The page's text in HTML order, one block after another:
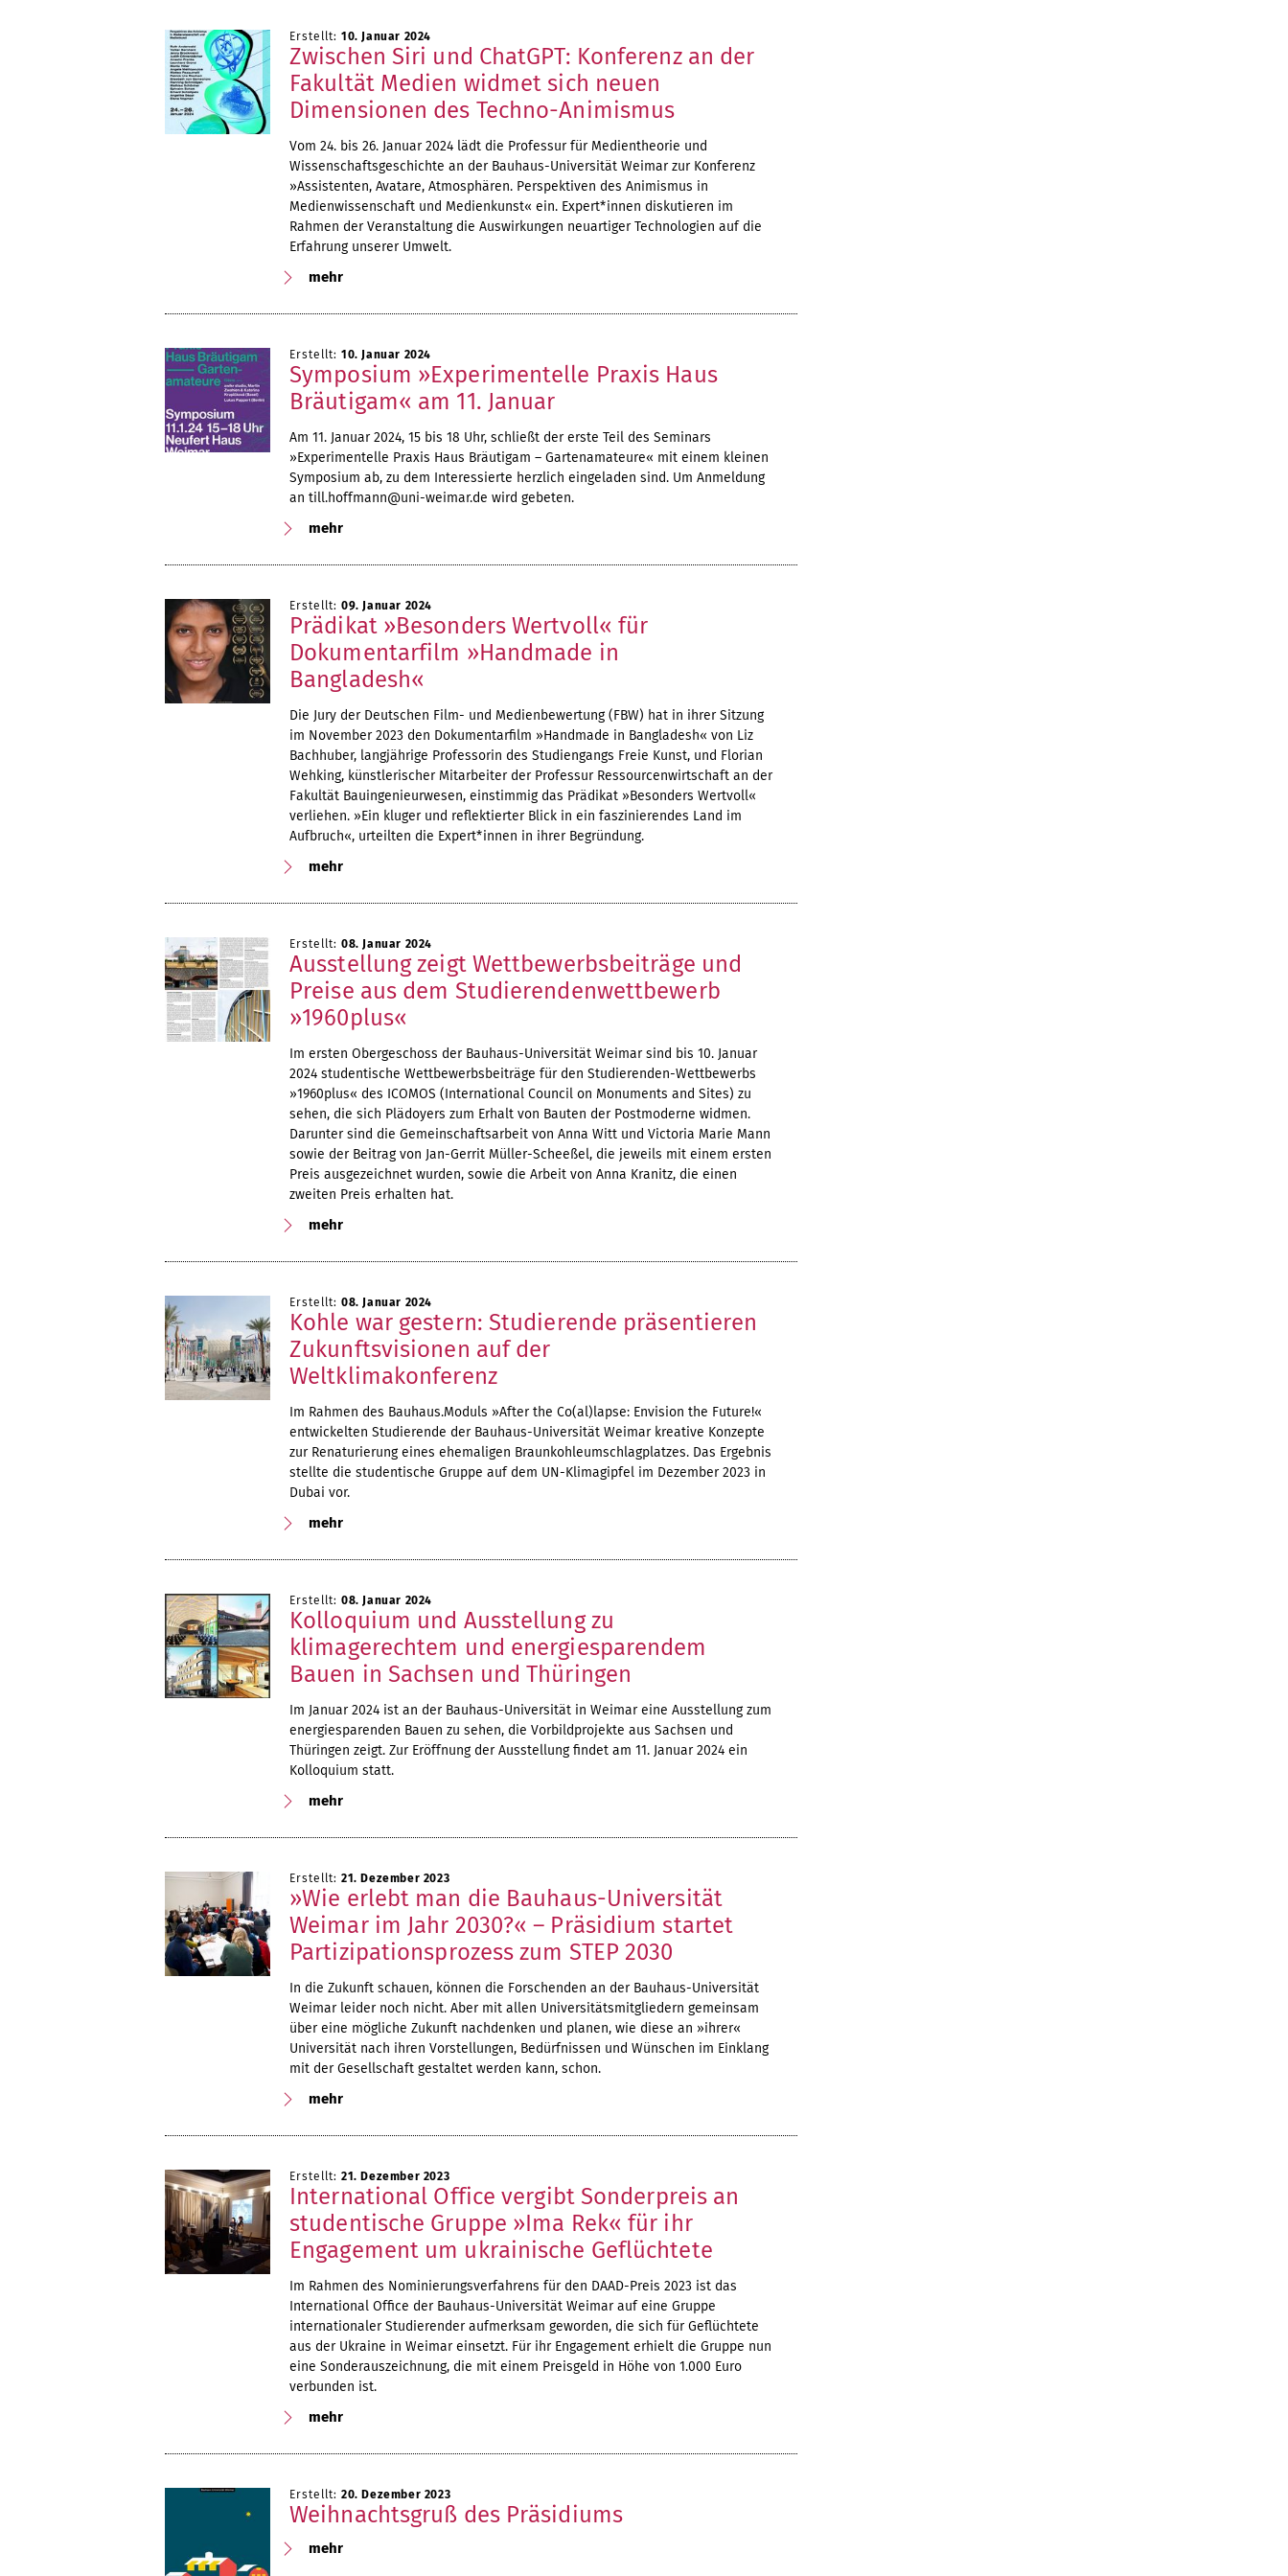
Erstellt: 10. Januar 2024
Zwischen Siri und ChatGPT: Konferenz an der
Fakultät Medien widmet sich neuen
Dimensionen des Techno-Animismus
Vom 24. bis 26. Januar 2024 lädt die Professur für Medientheorie und
Wissenschaftsgeschichte an der Bauhaus-Universität Weimar zur Konferenz
»Assistenten, Avatare, Atmosphären. Perspektiven des Animismus in
Medienwissenschaft und Medienkunst« ein. Expert*innen diskutieren im
Rahmen der Veranstaltung die Auswirkungen neuartiger Technologien auf die
Erfahrung unserer Umwelt.
mehr
Erstellt: 10. Januar 2024
Symposium »Experimentelle Praxis Haus
Bräutigam« am 11. Januar
Am 11. Januar 2024, 15 bis 18 Uhr, schließt der erste Teil des Seminars
»Experimentelle Praxis Haus Bräutigam – Gartenamateure« mit einem kleinen
Symposium ab, zu dem Interessierte herzlich eingeladen sind. Um Anmeldung
an till.hoffmann@uni-weimar.de wird gebeten.
mehr
Erstellt: 09. Januar 2024
Prädikat »Besonders Wertvoll« für
Dokumentarfilm »Handmade in
Bangladesh«
Die Jury der Deutschen Film- und Medienbewertung (FBW) hat in ihrer Sitzung
im November 2023 den Dokumentarfilm »Handmade in Bangladesh« von Liz
Bachhuber, langjährige Professorin des Studiengangs Freie Kunst, und Florian
Wehking, künstlerischer Mitarbeiter der Professur Ressourcenwirtschaft an der
Fakultät Bauingenieurwesen, einstimmig das Prädikat »Besonders Wertvoll«
verliehen. »Ein kluger und reflektierter Blick in ein faszinierendes Land im
Aufbruch«, urteilten die Expert*innen in ihrer Begründung.
mehr
Erstellt: 08. Januar 2024
Ausstellung zeigt Wettbewerbsbeiträge und
Preise aus dem Studierendenwettbewerb
»1960plus«
Im ersten Obergeschoss der Bauhaus-Universität Weimar sind bis 10. Januar
2024 studentische Wettbewerbsbeiträge für den Studierenden-Wettbewerbs
»1960plus« des ICOMOS (International Council on Monuments and Sites) zu
sehen, die sich Plädoyers zum Erhalt von Bauten der Postmoderne widmen.
Darunter sind die Gemeinschaftsarbeit von Anna Witt und Victoria Marie Mann
sowie der Beitrag von Jan-Gerrit Müller-Scheeßel, die jeweils mit einem ersten
Preis ausgezeichnet wurden, sowie die Arbeit von Anna Kranitz, die einen
zweiten Preis erhalten hat.
mehr
Erstellt: 08. Januar 2024
Kohle war gestern: Studierende präsentieren
Zukunftsvisionen auf der
Weltklimakonferenz
Im Rahmen des Bauhaus.Moduls »After the Co(al)lapse: Envision the Future!«
entwickelten Studierende der Bauhaus-Universität Weimar kreative Konzepte
zur Renaturierung eines ehemaligen Braunkohleumschlagplatzes. Das Ergebnis
stellte die studentische Gruppe auf dem UN-Klimagipfel im Dezember 2023 in
Dubai vor.
mehr
Erstellt: 08. Januar 2024
Kolloquium und Ausstellung zu
klimagerechtem und energiesparendem
Bauen in Sachsen und Thüringen
Im Januar 2024 ist an der Bauhaus-Universität in Weimar eine Ausstellung zum
energiesparenden Bauen zu sehen, die Vorbildprojekte aus Sachsen und
Thüringen zeigt. Zur Eröffnung der Ausstellung findet am 11. Januar 2024 ein
Kolloquium statt.
mehr
Erstellt: 21. Dezember 2023
»Wie erlebt man die Bauhaus-Universität
Weimar im Jahr 2030?« – Präsidium startet
Partizipationsprozess zum STEP 2030
In die Zukunft schauen, können die Forschenden an der Bauhaus-Universität
Weimar leider noch nicht. Aber mit allen Universitätsmitgliedern gemeinsam
über eine mögliche Zukunft nachdenken und planen, wie diese an »ihrer«
Universität nach ihren Vorstellungen, Bedürfnissen und Wünschen im Einklang
mit der Gesellschaft gestaltet werden kann, schon.
mehr
Erstellt: 21. Dezember 2023
International Office vergibt Sonderpreis an
studentische Gruppe »Ima Rek« für ihr
Engagement um ukrainische Geflüchtete
Im Rahmen des Nominierungsverfahrens für den DAAD-Preis 2023 ist das
International Office der Bauhaus-Universität Weimar auf eine Gruppe
internationaler Studierender aufmerksam geworden, die sich für Geflüchtete
aus der Ukraine in Weimar einsetzt. Für ihr Engagement erhielt die Gruppe nun
eine Sonderauszeichnung, die mit einem Preisgeld in Höhe von 1.000 Euro
verbunden ist.
mehr
Erstellt: 20. Dezember 2023
Weihnachtsgruß des Präsidiums
mehr